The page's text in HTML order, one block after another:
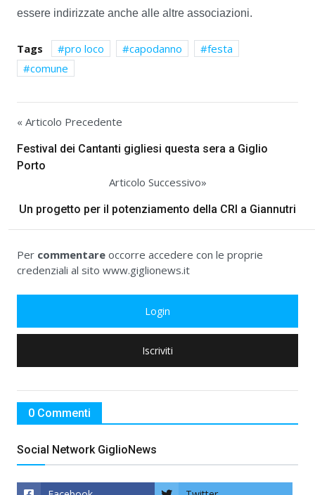
essere indirizzate anche alle altre associazioni.
Tags pro loco capodanno
festa
comune
« Articolo Precedente
Festival dei Cantanti gigliesi questa sera a Giglio
Porto
Articolo Successivo»
Un progetto per il potenziamento della CRI a Giannutri
Per commentare occorre accedere con le proprie
credenziali al sito www.giglionews.it
Login
Iscriviti
0 Commenti
Social Network GiglioNews